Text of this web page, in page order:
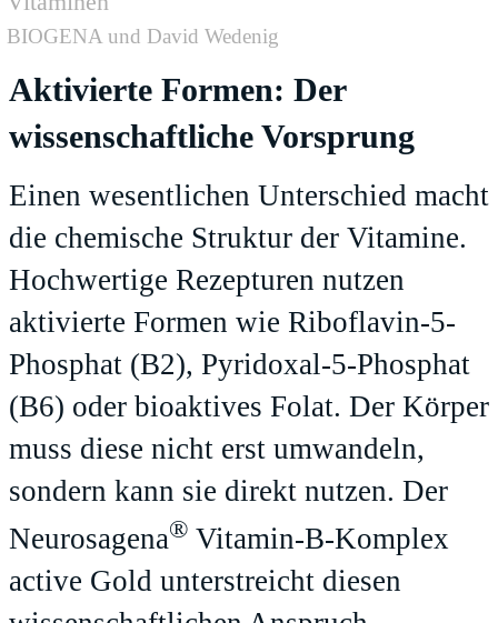
BIOGENA und David Wedenig
Aktivierte Formen: Der
wissenschaftliche Vorsprung
Einen wesentlichen Unterschied macht
die chemische Struktur der Vitamine.
Hochwertige Rezepturen nutzen
aktivierte Formen wie Riboflavin-5-
Phosphat (B2), Pyridoxal-5-Phosphat
(B6) oder bioaktives Folat. Der Körper
muss diese nicht erst umwandeln,
sondern kann sie direkt nutzen. Der
Neurosagena® Vitamin-B-Komplex
active Gold unterstreicht diesen